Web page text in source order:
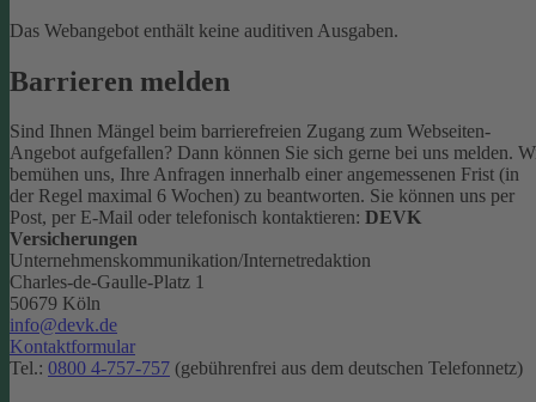
Das Webangebot enthält keine auditiven Ausgaben.
Barrieren melden
Sind Ihnen Mängel beim barrierefreien Zugang zum Webseiten-
Angebot aufgefallen? Dann können Sie sich gerne bei uns melden.
bemühen uns, Ihre Anfragen innerhalb einer angemessenen Frist (in
der Regel maximal 6 Wochen) zu beantworten. Sie können uns per
Post, per E-Mail oder telefonisch kontaktieren: DEVK
Versicherungen
Unternehmenskommunikation/Internetredaktion
Charles-de-Gaulle-Platz 1
50679 Köln
info@devk.de
Kontaktformular
Tel.: 0800 4-757-757 (gebührenfrei aus dem deutschen Telefonnetz)